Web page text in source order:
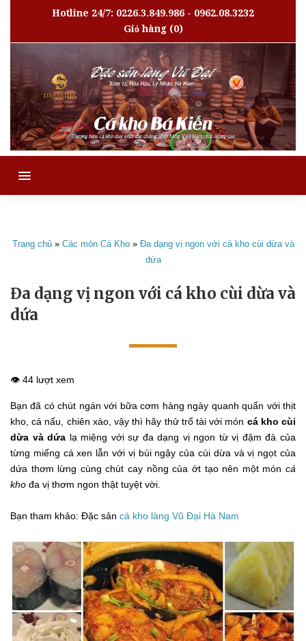
Hotline 24/7: 0226.3.849.986 - 0962.08.3232
Giỏ hàng(0)
MENU
Trang chủ» Các món Cá Kho» Đa dạng vị ngon với cá kho cùi dừa và
dứa
Đa dạng vị ngon với cá kho cùi dừa và
dứa
👁️ 44 lượt xem
Bạn đã có chút ngán với bữa cơm hàng ngày quanh quẩn với thịt
kho, cá nấu, chiên xào, vậy thì hãy thử trổ tài với món cá kho cùi
dừa và dứa lạ miệng với sự đa dạng vị ngon từ vị đậm đà của
từng miếng cá xen lẫn với vị bùi ngậy của cùi dừa và vị ngọt của
dứa thơm lừng cùng chút cay nồng của ớt tạo nên một món cá
kho đa vị thơm ngon thật tuyệt vời.
Bạn tham khảo: Đặc sản cá kho làng Vũ Đại Hà Nam